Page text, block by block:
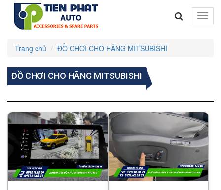
Toggle
Trang chủ ĐỒ CHƠI CHO HÃNG MITSUBISHI
ĐỒ CHƠI CHO HÃNG MITSUBISHI